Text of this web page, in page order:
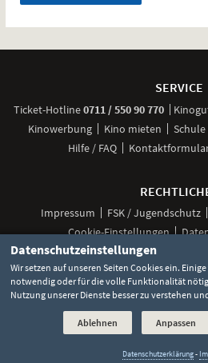
SERVICE
Ticket-Hotline0711 / 550 90 770anrufen
Kinowerbung
Kino mieten
Hilfe / FAQ
Impressum FSK / Jugendschutz
Cookie-Einstellungen
Social
Unsere
bei
Facebook
Unsere
bei
Instagram
TikTok
©2026 Lochmann
Datenschutzeinstellungen
Wir setzen auf unseren Seiten Cookies ein.
notwendig oder für die volle Funktionalität
Nutzung unserer Dienste besser zu verstehen
Ablehnen Anpassen
Datenschutzerklärung-